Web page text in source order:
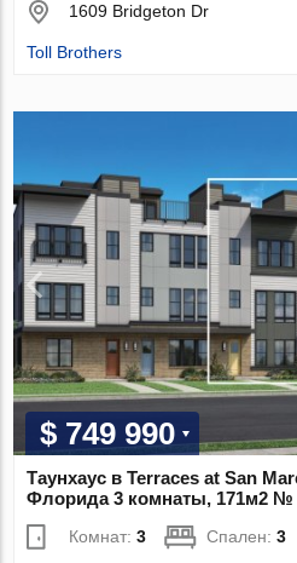
1609 Bridgeton Dr
Toll Brothers
$ 749 990
Таунхаус в Terraces at San
Флорида 3 комнаты, 171м2 №
Комнат:3 Спален:3